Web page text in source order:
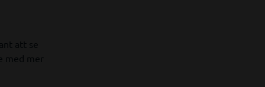
att se
med mer